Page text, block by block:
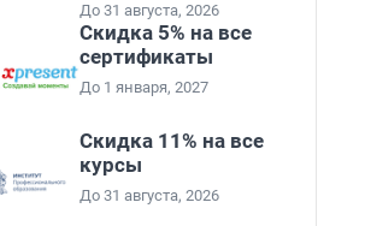
До 31 августа, 2026
Скидка 5% на все
сертификаты
До 1 января, 2027
Скидка 11% на все
курсы
До 31 августа, 2026